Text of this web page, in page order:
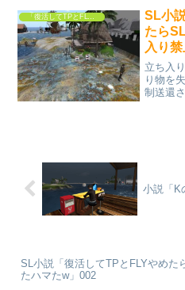
想的な
SL小
たら
入り
ドラ
立ち入
り物を
制送還
小説「K
SL小説「復活してTPとFLYやめた
たハマたw」002